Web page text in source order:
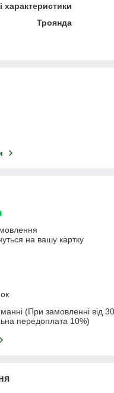
характеристики
Троянда
на вашу картку
(При замовленні від
передоплата 10%)